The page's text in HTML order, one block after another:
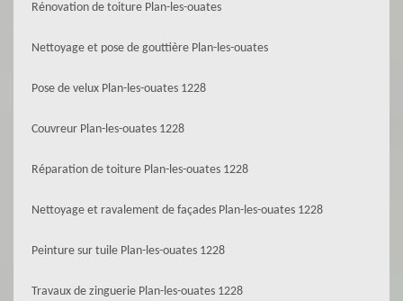
Rénovation de toiture Plan-les-ouates
Nettoyage et pose de gouttière Plan-les-ouates
Pose de velux Plan-les-ouates 1228
Couvreur Plan-les-ouates 1228
Réparation de toiture Plan-les-ouates 1228
Nettoyage et ravalement de façades Plan-les-ouates 1228
Peinture sur tuile Plan-les-ouates 1228
Travaux de zinguerie Plan-les-ouates 1228